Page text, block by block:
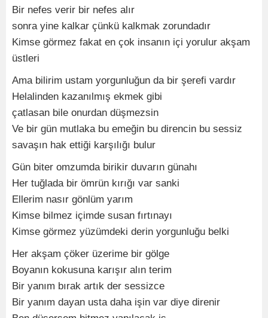
Bir nefes verir bir nefes alır
sonra yine kalkar çünkü kalkmak zorundadır
Kimse görmez fakat en çok insanın içi yorulur akşam
üstleri
Ama bilirim ustam yorgunluğun da bir şerefi vardır
Helalinden kazanılmış ekmek gibi
çatlasan bile onurdan düşmezsin
Ve bir gün mutlaka bu emeğin bu direncin bu sessiz
savaşın hak ettiği karşılığı bulur
Gün biter omzumda birikir duvarın günahı
Her tuğlada bir ömrün kırığı var sanki
Ellerim nasır gönlüm yarım
Kimse bilmez içimde susan fırtınayı
Kimse görmez yüzümdeki derin yorgunluğu belki
Her akşam çöker üzerime bir gölge
Boyanın kokusuna karışır alın terim
Bir yanım bırak artık der sessizce
Bir yanım dayan usta daha işin var diye direnir